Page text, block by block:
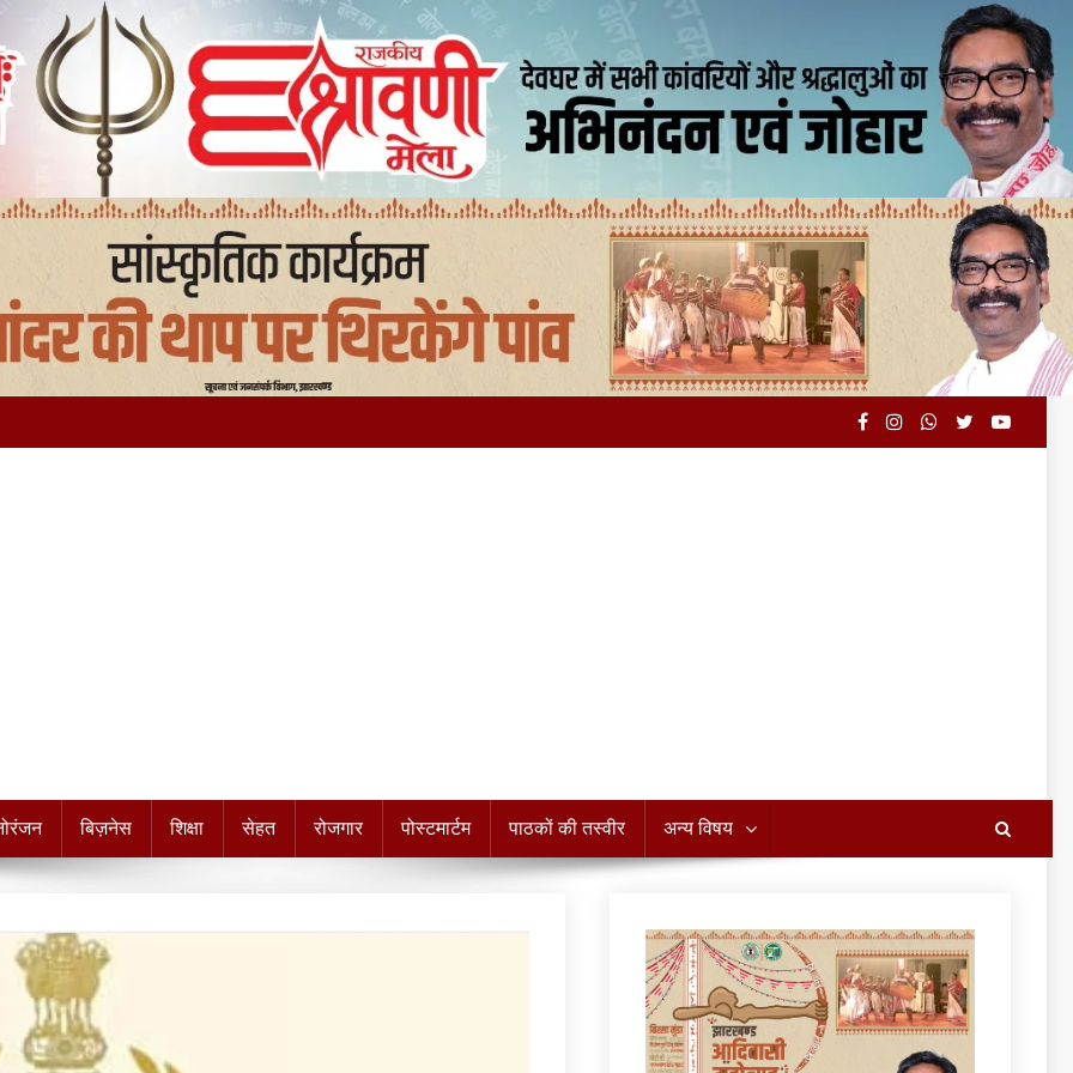
बिज़नेस शिक्षा सेहत रोजगार पोस्टमार्टम पाठकों की तस्वीर अन्य विषय